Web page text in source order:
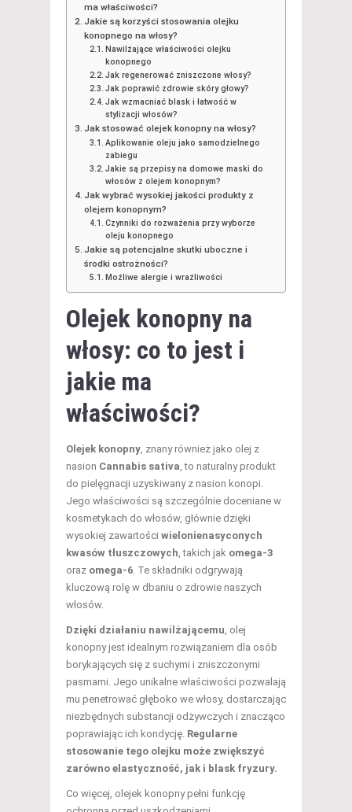
ma właściwości?
Jakie są korzyści stosowania olejku
konopnego na włosy?
Nawilżające właściwości olejku
konopnego
Jak regenerować zniszczone włosy?
Jak poprawić zdrowie skóry głowy?
Jak wzmacniać blask i łatwość w
stylizacji włosów?
Jak stosować olejek konopny na włosy?
Aplikowanie oleju jako samodzielnego
zabiegu
Jakie są przepisy na domowe maski do
włosów z olejem konopnym?
Jak wybrać wysokiej jakości produkty z
olejem konopnym?
Czynniki do rozważenia przy wyborze
oleju konopnego
Jakie są potencjalne skutki uboczne i
środki ostrożności?
Możliwe alergie i wrażliwości
Olejek konopny na
włosy: co to jest i
jakie ma
właściwości?
Olejek konopny , znany również jako olej z
nasion Cannabis sativa , to naturalny produkt
do pielęgnacji uzyskiwany z nasion konopi.
Jego właściwości są szczególnie doceniane w
kosmetykach do włosów, głównie dzięki
wysokiej zawartości wielonienasyconych
kwasów tłuszczowych , takich jak omega-3
oraz omega-6 . Te składniki odgrywają
kluczową rolę w dbaniu o zdrowie naszych
włosów.
Dzięki działaniu nawilżającemu , olej
konopny jest idealnym rozwiązaniem dla osób
borykających się z suchymi i zniszczonymi
pasmami. Jego unikalne właściwości pozwalają
mu penetrować głęboko we włosy, dostarczając
niezbędnych substancji odżywczych i znacząco
poprawiając ich kondycję. Regularne
stosowanie tego olejku może zwiększyć
zarówno elastyczność, jak i blask fryzury.
Co więcej, olejek konopny pełni funkcję